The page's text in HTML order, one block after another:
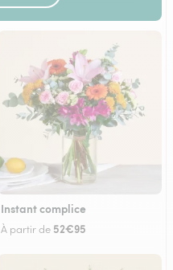
Instant complice
À partir de 52€95